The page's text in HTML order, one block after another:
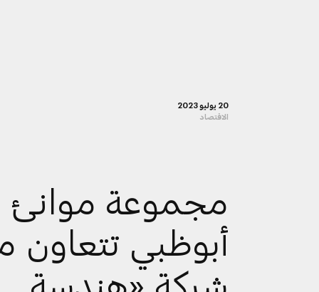
20 يوليو 2023
الاقتصاد
مجموعة موانئ
أبوظبي تتعاون
شركة «هندسة